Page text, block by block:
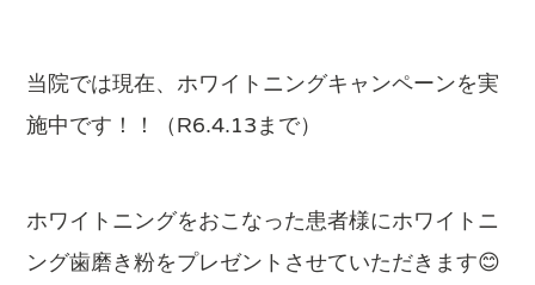
当院では現在、ホワイトニングキャンペーンを実
施中です！！（R6.4.13まで）
ホワイトニングをおこなった患者様にホワイトニ
ング歯磨き粉をプレゼントさせていただきます😊